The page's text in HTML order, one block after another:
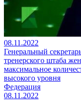
08.11.2022
Генеральный
тренерского штаба
максимальное
высокого уровня
Федерация
08.11.2022